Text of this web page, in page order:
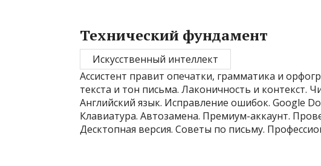
Технический фундамент
Искусственный интеллект
Ассистент правит опечатки, грамматика и
текста и тон письма. Лаконичность и контекст.
Английский язык. Исправление ошибок. Google
Клавиатура. Автозамена. Премиум-аккаунт.
Десктопная версия. Советы по письму.